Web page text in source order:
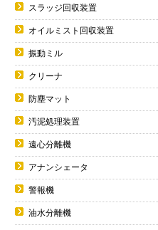
スラッジ回収装置
オイルミスト回収装置
振動ミル
クリーナ
防塵マット
汚泥処理装置
遠心分離機
アナンシェータ
警報機
油水分離機